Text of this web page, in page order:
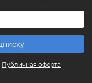
Публичная оферта